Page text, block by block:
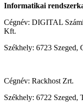
Informatikai
Cégnév: DIGITAL
Kft.
Székhely: 6723 Szeged,
Cégnév: Rackhost Zrt.
Székhely: 6722 Szeged,